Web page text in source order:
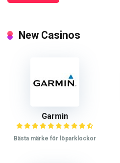
New Casinos
Garmin
Bästa märke för löparklockor